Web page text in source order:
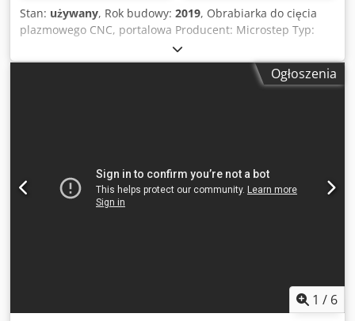
Stan: używany, Rok budowy: 2019, Obrabiarka do cięcia
plazmowego CNC, portalowa Producent: Microstep Typ:
MG 4501.20 BkP Rok produkcji: 2019 Sterowanie CNC
Obszar roboczy: 2 000 x 4 500 mm Csdeyay H Aopfx An Hjrf
1 x Palnik plazmowy 2D ze źródłem prądu Hypertherm
sterowaniu CNC ä22726
Ogłoszenia
1 / 6